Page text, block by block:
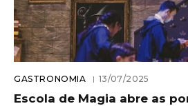
GASTRONOMIA 13/07/2025
Escola de Magia abre as